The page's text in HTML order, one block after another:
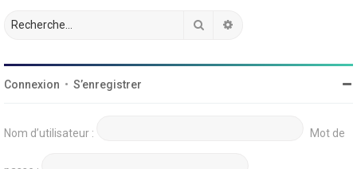
Rechercher
Connexion • S’enregistrer
Nom d’utilisateur : Mot de